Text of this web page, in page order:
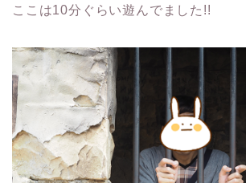
ここは10分ぐらい遊んでました!!